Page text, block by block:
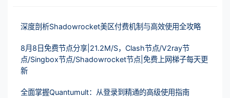
深度剖析Shadowrocket美区付费机制与高效使用全攻略
8月8日免费节点分享|21.2M/S，Clash节点/V2ray节
点/Singbox节点/Shadowrocket节点|免费上网梯子每天更
新
全面掌握Quantumult：从登录到精通的高级使用指南